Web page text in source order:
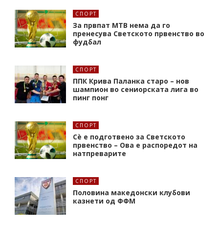
СПОРТ
За првпат МТВ нема да го
пренесува Светското првенство во
фудбал
СПОРТ
ППК Крива Паланка старо – нов
шампион во сениорската лига во
пинг понг
СПОРТ
Сè е подготвено за Светското
првенство – Ова е распоредот на
натпреварите
СПОРТ
Половина македонски клубови
казнети од ФФМ